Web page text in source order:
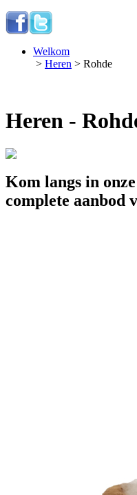
Welkom
> Heren > Rohde
Heren -
Kom langs in
complete aanbod